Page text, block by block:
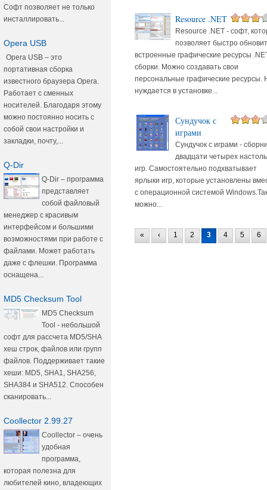
Софт позволяет не только
инсталлировать...
Opera USB
Opera USB – это
портативная сборка
известного браузера Opera.
Работает с сменных
носителей. Благодаря этому
можно постоянно носить с
собой свои настройки и
закладки, почту,...
Q-Dir
Q-Dir – программа
представляет
собой файловый
менеджер с красивым
интерфейсом и большими
возможностями при работе с
файлами. Может работать
даже с флешки. Программа
оснащена...
MD5 Checksum Tool
MD5 Checksum
Tool - небольшой
софт для рассчета MD5/SHA
хеш строк, файлов или групп
файлов. Поддерживает такие
хеши: MD5, SHA1, SHA256,
SHA384 и SHA512. Способен
сканировать...
Coollector 2.99.27
Coollector – очень
удобная
программа,
которая полезна для
любителей кино, владеющих
Resource .NET
Resource .NET - софт,
позволяет быстро
встроенные графические ресурсы
сборки. Можно создавать свои
персональные графические ресурсы.
нуждается в установке...
Сундучок с
играми
Сундучок с играми -
двадцати четырех
игр. Самостоятельно подхватывает
ярлыки игр, которые установлены
с операционной системой
можно...
« ‹ 1 2 3 4 5 6